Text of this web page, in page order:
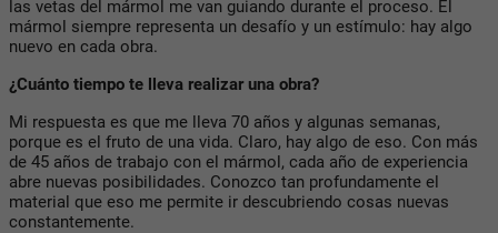
las vetas del mármol me van guiando durante el proceso. El
mármol siempre representa un desafío y un estímulo: hay algo
nuevo en cada obra.
¿Cuánto tiempo te lleva realizar una obra?
Mi respuesta es que me lleva 70 años y algunas semanas,
porque es el fruto de una vida. Claro, hay algo de eso. Con más
de 45 años de trabajo con el mármol, cada año de experiencia
abre nuevas posibilidades. Conozco tan profundamente el
material que eso me permite ir descubriendo cosas nuevas
constantemente.